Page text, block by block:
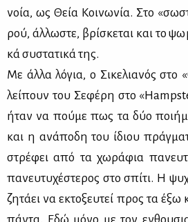
νοία, ως Θεία Κοι­νω­νία. Στο
ρού, άλ­λω­στε, βρί­σκε­ται και το
κά συ­στα­τι­κά της.
Με άλ­λα λό­για, ο Σι­κε­λια­νός στο
λεί­πουν του Σε­φέ­ρη στο
ήταν να πού­με πως τα δύο
και η ανά­πο­δη του ίδιου
στρέ­φει από τα χω­ρά­φια
πα­νευ­τυ­χέ­στε­ρος στο σπί­τι. Η
ζη­τά­ει να εκτο­ξευ­τεί προς τα